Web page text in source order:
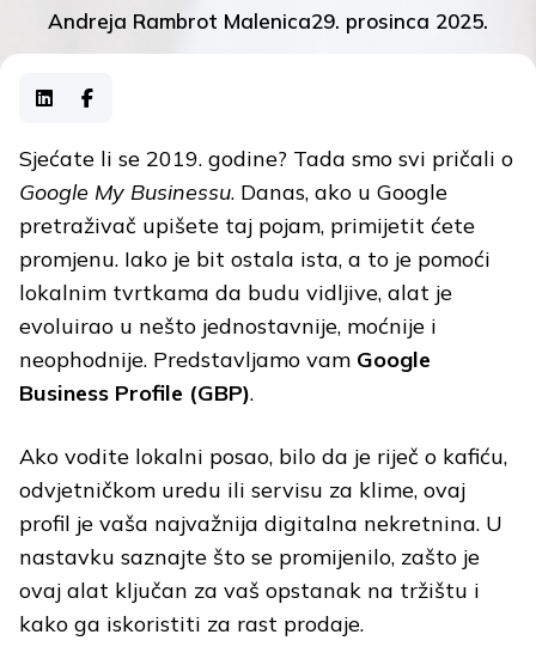
Andreja Rambrot Malenica29. prosinca 2025.
Sjećate li se 2019. godine? Tada smo svi pričali o
Google My Businessu. Danas, ako u Google
pretraživač upišete taj pojam, primijetit ćete
promjenu. Iako je bit ostala ista, a to je pomoći
lokalnim tvrtkama da budu vidljive, alat je
evoluirao u nešto jednostavnije, moćnije i
neophodnije. Predstavljamo vam Google
Business Profile (GBP).
Ako vodite lokalni posao, bilo da je riječ o kafiću,
odvjetničkom uredu ili servisu za klime, ovaj
profil je vaša najvažnija digitalna nekretnina. U
nastavku saznajte što se promijenilo, zašto je
ovaj alat ključan za vaš opstanak na tržištu i
kako ga iskoristiti za rast prodaje.